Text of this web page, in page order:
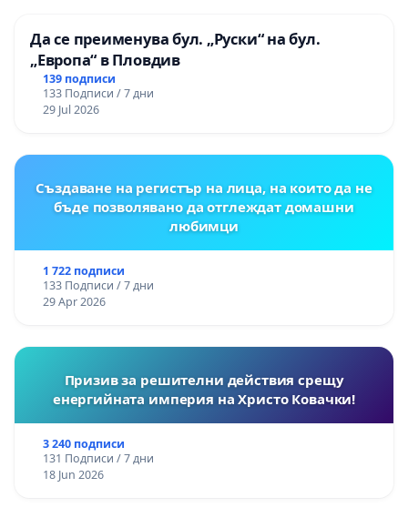
Да се преименува бул. „Руски“ на бул.
„Европа“ в Пловдив
139 подписи
133 Подписи / 7 дни
29 Jul 2026
Създаване на регистър на лица, на които да не
бъде позволявано да отглеждат домашни
любимци
1 722 подписи
133 Подписи / 7 дни
29 Apr 2026
Призив за решителни действия срещу
енергийната империя на Христо Ковачки!
3 240 подписи
131 Подписи / 7 дни
18 Jun 2026